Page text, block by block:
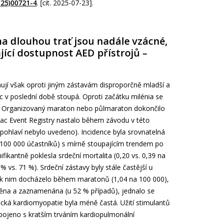
4. [cit. 2025-07-23].
dlouhou trať jsou nadále vzácné,
dostupnost AED přístrojů –
však oproti jiným zástavám disproporčně mladší a
poslední době stoupá. Oproti začátku milénia se
maraton nebo půlmaraton dokončilo
Event Registry nastalo během závodu v této
nebylo uvedeno). Incidence byla srovnatelná
000 účastníků) s mírně stoupajícím trendem po
poklesla srdeční mortalita (0,20 vs. 0,39 na
vs. 71 %). Srdeční zástavy byly stále častější u
nim docházelo během maratonů (1,04 na 100 000),
a zaznamenána (u 52 % případů), jednalo se
kardiomyopatie byla méně častá. Užití stimulantů
s kratším trváním kardiopulmonální